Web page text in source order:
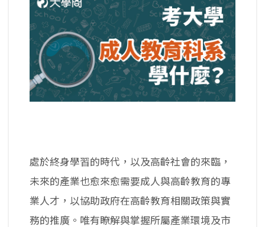
處於終身學習的時代，以及高齡社會的來臨，
未來的產業也愈來愈需要成人與高齡教育的專
業人才，以協助政府在高齡教育相關政策與實
務的推廣。唯有瞭解與掌握所屬產業環境及市